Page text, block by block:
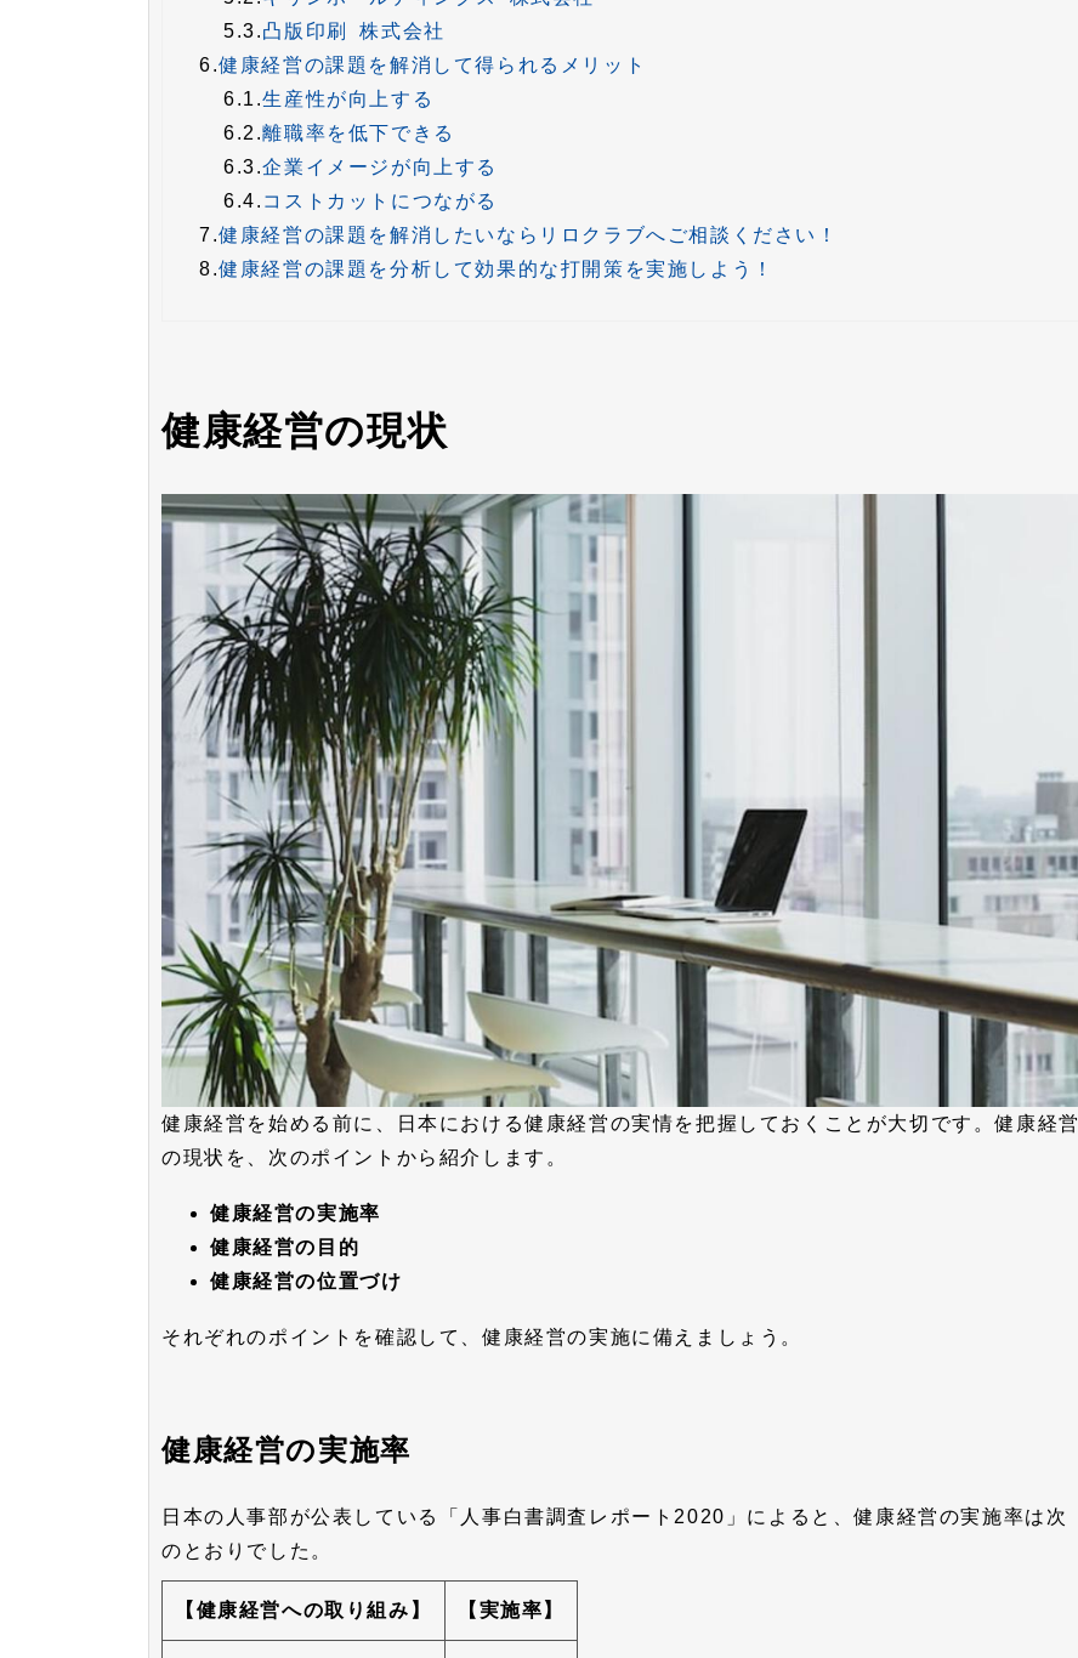
5.3.凸版印刷 株式会社
6.健康経営の課題を解消して得られるメリット
6.1.生産性が向上する
6.2.離職率を低下できる
6.3.企業イメージが向上する
6.4. コストカットにつながる
7.健康経営の課題を解消したいならリロクラブへご相談ください！
8.健康経営の課題を分析して効果的な打開策を実施しよう！
健康経営の現状
健康経営を始める前に、日本における健康経営の実情を把握しておくことが大切です。健康経営
の現状を、次のポイントから紹介します。
健康経営の実施率
健康経営の目的
健康経営の位置づけ
それぞれのポイントを確認して、健康経営の実施に備えましょう。
健康経営の実施率
日本の人事部が公表している「人事白書調査レポート2020」によると、健康経営の実施率は次
のとおりでした。
【健康経営への取り組み】 【実施率】